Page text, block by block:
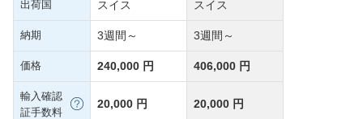
出荷国 スイス スイス
納期 3週間～ 3週間～
価格 240,000 円 406,000 円
輸入確認
証手数料
20,000 円 20,000 円